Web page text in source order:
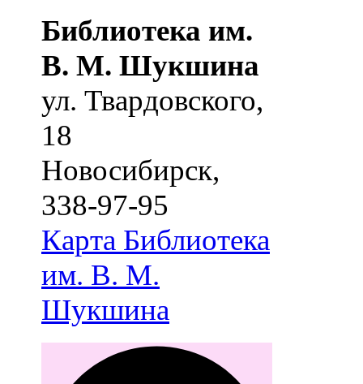
Библиотека им.
В. М. Шукшина
ул. Твардовского,
18
Новосибирск,
338-97-95
Карта Библиотека
им. В. М.
Шукшина